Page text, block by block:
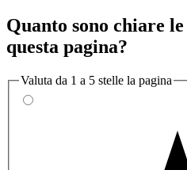
Quanto sono chiare
questa pagina?
Valuta da 1 a 5 stelle la pagina